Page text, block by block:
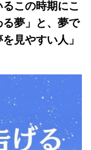
この時期にこ
夢」と、夢で
見やすい人」